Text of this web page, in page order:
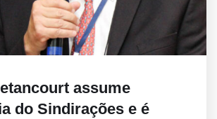
assume
do Sindirações e é